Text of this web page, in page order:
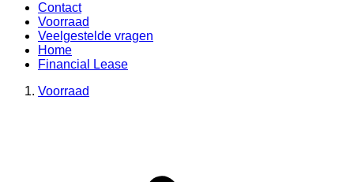
Contact
Voorraad
Veelgestelde vragen
Home
Financial Lease
Voorraad